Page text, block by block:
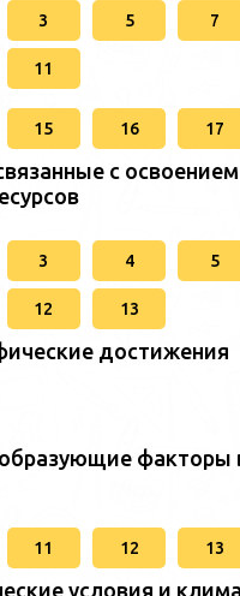
3 5 7
11
15 16 17
с освоением
3 4 5
12 13
достижения
факторы
11 12 13
условия и